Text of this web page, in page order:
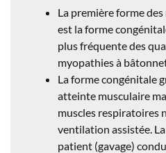
La première forme
est la forme
plus fréquente des
myopathies à
La forme congénitale
atteinte musculaire
muscles respiratoires
ventilation assistée.
patient (gavage)